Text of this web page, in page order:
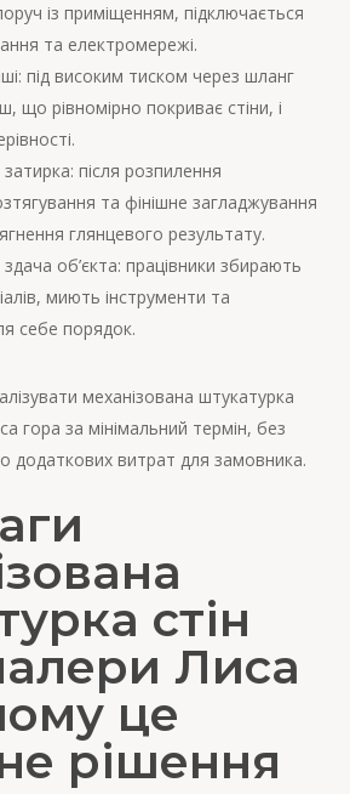
із приміщенням, підключається
та електромережі.
під високим тиском через шланг
що рівномірно покриває стіни, і
після розпилення
та фінішне загладжування
глянцевого результату.
об’єкта: працівники збирають
миють інструменти та
себе порядок.
механізована штукатурка
гора за мінімальний термін, без
додаткових витрат для замовника.
стін
Лиса
це
рішення